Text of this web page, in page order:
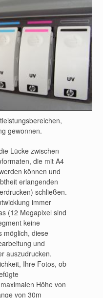
gewonnen.
Lücke zwischen
die mit A4
können und
erlangenden
schließen.
immer
(12 Megapixel sind
keine
möglich, diese
und
auszudrucken.
Ihre Fotos, ob
Höhe von
von 30m